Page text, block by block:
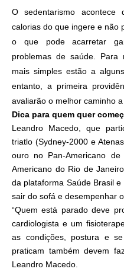
O sedentarismo
calorias do que ingere e não
o que pode acarretar
problemas de saúde. Para
mais simples estão a
entanto, a primeira
avaliarão o melhor caminho a
Dica para quem quer
Leandro Macedo, que
triatlo (Sydney-2000 e
ouro no Pan-Americano
Americano do Rio de
da plataforma Saúde Brasil
sair do sofá e desempenhar
“Quem está parado deve
cardiologista e um
as condições, postura e
praticam também devem
Leandro Macedo.